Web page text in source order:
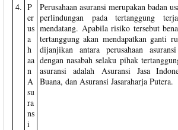
4. P
er
us
a
h
aa
n
A
su
ra
ns
i
Perusahaan asuransi merupakan badan
perlindungan pada tertanggung
mendatang. Apabila risiko tersebut
tertanggung akan mendapatkan ganti
dijanjikan antara perusahaan
dengan nasabah selaku pihak
asuransi adalah Asuransi Jasa
Buana, dan Asuransi Jasaraharja Putera.